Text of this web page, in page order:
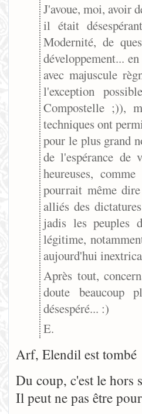
J'avoue, moi, avoir
il était
Modernité, de
développement...
avec majuscule
l'exception
Compostelle ;)),
techniques ont
pour le plus grand
de l'espérance de
heureuses,
pourrait même
alliés des
jadis les peuples
légitime,
aujourd'hui
Après tout,
doute beaucoup
désespéré... :)
E.
Arf, Elendil est tombé
Du coup, c'est le hors
Il peut ne pas être